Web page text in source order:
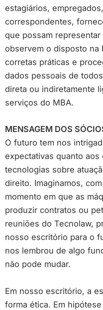
estagiários,
correspondentes,
que possam
observem o disposto na
corretas práticas e
dados pessoais de
direta ou indiretamente
serviços do MBA.
MENSAGEM DOS
O futuro tem nos
expectativas quanto
tecnologias sobre
direito. Imaginamos,
momento em que as
produzir contratos ou
reuniões do Tecnolaw,
nosso escritório para o
nos lembrou de algo
não pode mudar.
Em nosso escritório, a
forma ética. Em